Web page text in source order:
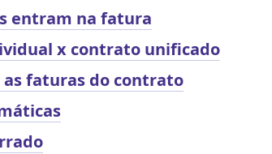
entram na fatura
x contrato unificado
faturas do contrato